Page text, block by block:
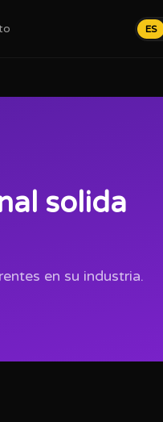
ES
solida
en su industria.